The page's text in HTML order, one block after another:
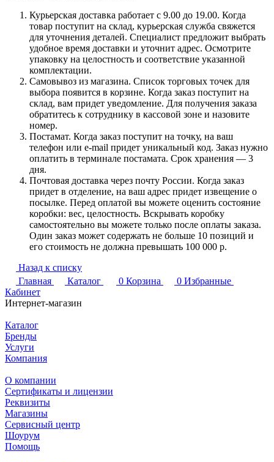
Курьерская доставка работает с 9.00 до 19.00. Когда
товар поступит на склад, курьерская служба свяжется
для уточнения деталей. Специалист предложит выбрать
удобное время доставки и уточнит адрес. Осмотрите
упаковку на целостность и соответствие указанной
комплектации.
Самовывоз из магазина. Список торговых точек для
выбора появится в корзине. Когда заказ поступит на
склад, вам придет уведомление. Для получения заказа
обратитесь к сотруднику в кассовой зоне и назовите
номер.
Постамат. Когда заказ поступит на точку, на ваш
телефон или e-mail придет уникальный код. Заказ нужно
оплатить в терминале постамата. Срок хранения — 3
дня.
Почтовая доставка через почту России. Когда заказ
придет в отделение, на ваш адрес придет извещение о
посылке. Перед оплатой вы можете оценить состояние
коробки: вес, целостность. Вскрывать коробку
самостоятельно вы можете только после оплаты заказа.
Один заказ может содержать не больше 10 позиций и
его стоимость не должна превышать 100 000 р.
Назад к списку
Главная
Каталог 0 Корзина 0 Избранные
Кабинет
Интернет-магазин
Каталог
Бренды
Услуги
Компания
О компании
Сертификаты и лицензии
Реквизиты
Магазины
Сервисный центр
Шоурум
Помощь